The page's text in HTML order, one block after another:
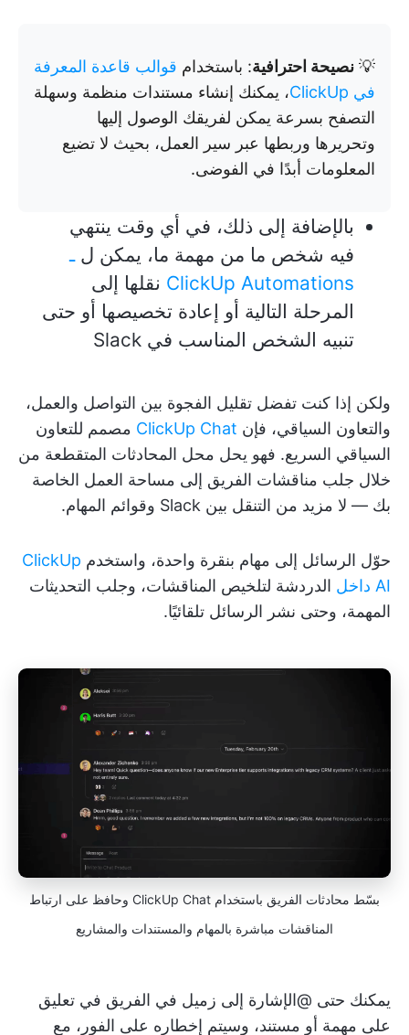
💡 نصيحة احترافية: باستخدام قوالب قاعدة المعرفة
في ClickUp
، يمكنك إنشاء مستندات منظمة وسهلة
التصفح بسرعة يمكن لفريقك الوصول إليها
وتحريرها وربطها عبر سير العمل، بحيث لا تضيع
المعلومات أبدًا في الفوضى.
بالإضافة إلى ذلك، في أي وقت ينتهي
فيه شخص ما من مهمة ما، يمكن لـ
ClickUp Automations نقلها إلى
المرحلة التالية أو إعادة تخصيصها أو حتى
تنبيه الشخص المناسب في Slack
ولكن إذا كنت تفضل تقليل الفجوة بين التواصل والعمل،
والتعاون السياقي، فإن ClickUp Chat مصمم للتعاون
السياقي السريع. فهو يحل محل المحادثات المتقطعة من
خلال جلب مناقشات الفريق إلى مساحة العمل الخاصة
بك — لا مزيد من التنقل بين Slack وقوائم المهام.
حوّل الرسائل إلى مهام بنقرة واحدة، واستخدم ClickUp
AI داخل
الدردشة لتلخيص المناقشات، وجلب التحديثات
المهمة، وحتى نشر الرسائل تلقائيًا.
بسّط محادثات الفريق باستخدام ClickUp Chat وحافظ على ارتباط
المناقشات مباشرة بالمهام والمستندات والمشاريع
يمكنك حتى @الإشارة إلى زميل في الفريق في تعليق
على مهمة أو مستند، وسيتم إخطاره على الفور، مع